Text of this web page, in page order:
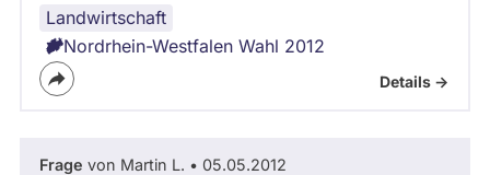
Landwirtschaft
Nordrhein-Westfalen Wahl 2012
Details ->
Frage von Martin L. • 05.05.2012